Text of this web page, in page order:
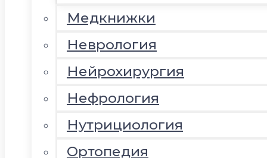
Медкнижки
Неврология
Нейрохирургия
Нефрология
Нутрициология
Ортопедия